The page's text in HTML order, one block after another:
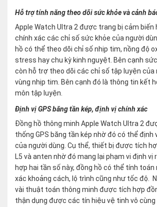
Hỗ trợ tính năng theo dõi sức khỏe và cảnh
Apple Watch Ultra 2 được trang bị cảm biến
chính xác các chỉ số sức khỏe của người
hồ có thể theo dõi chỉ số nhịp tim, nồng độ
stress hay chu kỳ kinh nguyệt. Bên cạnh
còn hỗ trợ theo dõi các chỉ số tập luyện của
vùng nhịp tim. Bên cạnh đó là thông tin kết
môn tập luyện.
Định vị GPS băng tần kép, định vị chính xác
Đồng hồ thông minh Apple Watch Ultra 2
thống GPS băng tần kép nhờ đó có thể định
của người dùng. Cụ thể, thiết bị được tích
L5 và anten nhờ đó mang lại phạm vi định vị
hợp hai tần số này, đồng hồ có thể tính
xác khoảng cách, lộ trình cũng như tốc độ.
vài thuật toán thông minh được tích hợp
thận dụng được các tín hiệu vệ tinh vô